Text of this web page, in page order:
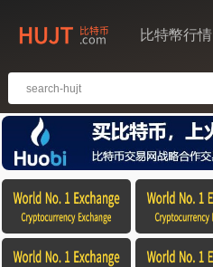
比特幣行情